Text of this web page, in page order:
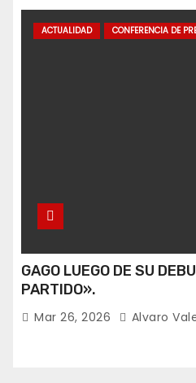
ACTUALIDAD CONFERENCIA DE
GAGO LUEGO DE SU
PARTIDO».
Mar 26, 2026 Alvaro